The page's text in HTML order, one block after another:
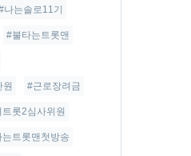
나는솔로11기
#불타는트롯맨
#근로장려금
롯2심사위원
트롯맨첫방송